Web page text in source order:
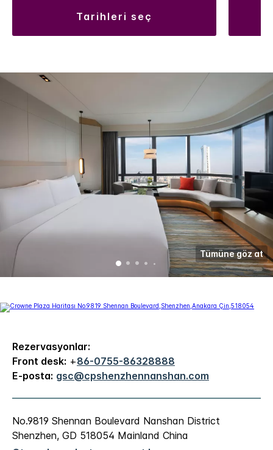
tarihleri seç
Tümüne göz at
Rezervasyonlar:
Front desk: +86-0755-86328888
E-posta: gsc@cpshenzhennanshan.com
No.9819 Shennan Boulevard Nanshan District
Shenzhen, GD 518054 Mainland China